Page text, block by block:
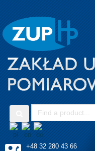
+48 32 280 43 66